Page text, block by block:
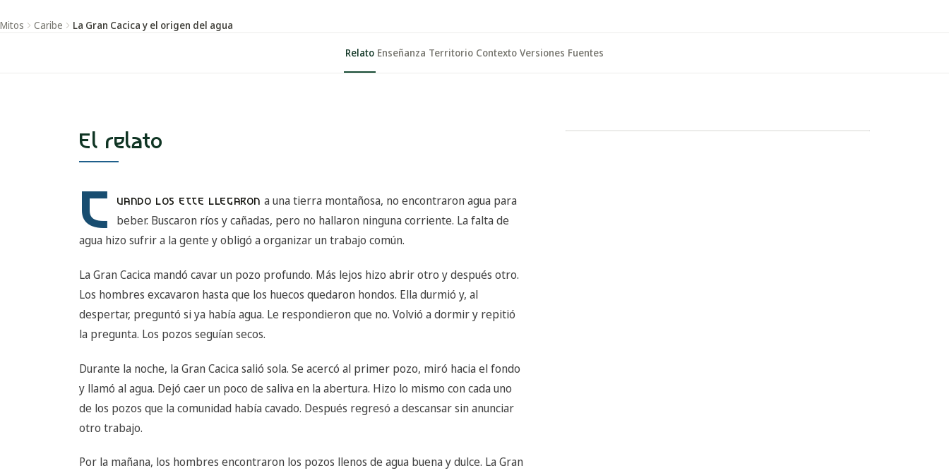
Mitos Caribe La Gran Cacica y el origen del agua
Relato Enseñanza Territorio Contexto Versiones Fuentes
El relato
C UANDO LOS ETTE LLEGARON a una tierra montañosa, no encontraron agua para
beber. Buscaron ríos y cañadas, pero no hallaron ninguna corriente. La falta de
agua hizo sufrir a la gente y obligó a organizar un trabajo común.
La Gran Cacica mandó cavar un pozo profundo. Más lejos hizo abrir otro y después otro.
Los hombres excavaron hasta que los huecos quedaron hondos. Ella durmió y, al
despertar, preguntó si ya había agua. Le respondieron que no. Volvió a dormir y repitió
la pregunta. Los pozos seguían secos.
Durante la noche, la Gran Cacica salió sola. Se acercó al primer pozo, miró hacia el fondo
y llamó al agua. Dejó caer un poco de saliva en la abertura. Hizo lo mismo con cada uno
de los pozos que la comunidad había cavado. Después regresó a descansar sin anunciar
otro trabajo.
Por la mañana, los hombres encontraron los pozos llenos de agua buena y dulce. La Gran